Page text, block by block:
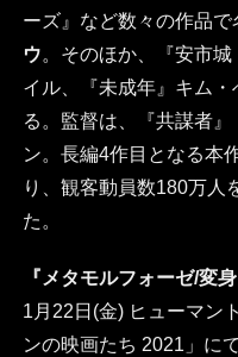
ーズ』など数々の作品
ウ。そのほか、『安市
イル、『未成年』キム
る。監督は、『共謀者
ン。長編4作目となる本
り、観客動員数180万人
た。
『メタモルフォーゼ/変身
1月22日(金) ヒューマン
ンの映画たち 2021」に